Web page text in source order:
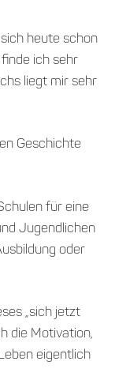
heute schon
ich sehr
liegt mir sehr
Geschichte
für eine
Jugendlichen
oder
„sich jetzt
die Motivation,
eigentlich